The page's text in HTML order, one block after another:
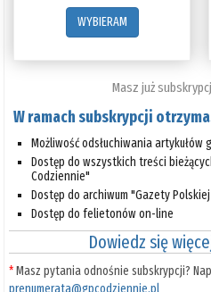
WYBIERAM
Masz już
W ramach subskrypcji
Możliwość odsłuchiwania artykułów
Dostęp do wszystkich treści
Codziennie"
Dostęp do archiwum "Gazety
Dostęp do felietonów on-line
Dowiedz się
*Masz pytania odnośnie subskrypcji?
prenumerata@gpcodziennie.pl